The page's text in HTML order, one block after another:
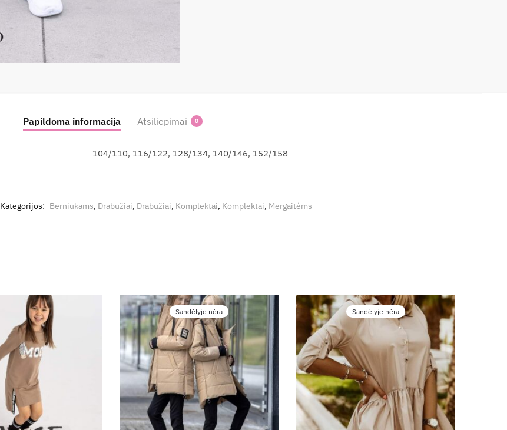
Papildoma informacija Atsiliepimai 0
104/110, 116/122, 128/134, 140/146, 152/158
Kategorijos: Berniukams, Drabužiai, Drabužiai, Komplektai, Komplektai, Mergaitėms
Sandėlyje nėra Sandėlyje nėra